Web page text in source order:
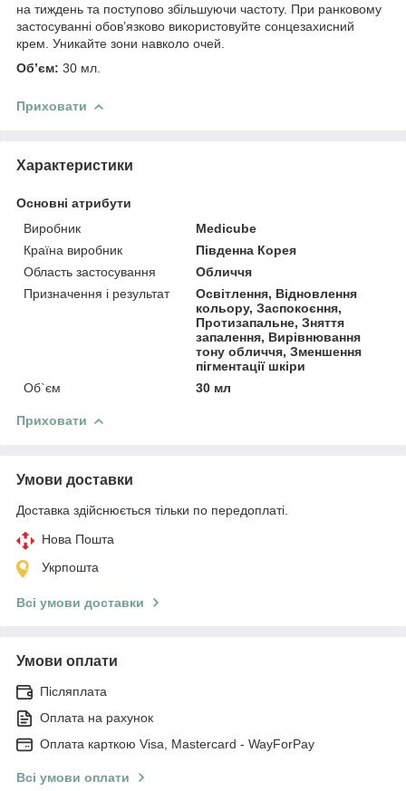
на тиждень та поступово збільшуючи частоту. При ранковому
застосуванні обов’язково використовуйте сонцезахисний
крем. Уникайте зони навколо очей.
Об’єм: 30 мл.
Приховати
Характеристики
Основні атрибути
Виробник
Medicube
Країна виробник
Південна Корея
Область застосування
Обличчя
Призначення і результат
Освітлення, Відновлення
кольору, Заспокоєння,
Протизапальне, Зняття
запалення, Вирівнювання
тону обличчя, Зменшення
пігментації шкіри
Об`єм
30 мл
Приховати
Умови доставки
Доставка здійснюється тільки по передоплаті.
Нова Пошта
Укрпошта
Всі умови доставки
Умови оплати
Післяплата
Оплата на рахунок
Оплата карткою Visa, Mastercard - WayForPay
Всі умови оплати